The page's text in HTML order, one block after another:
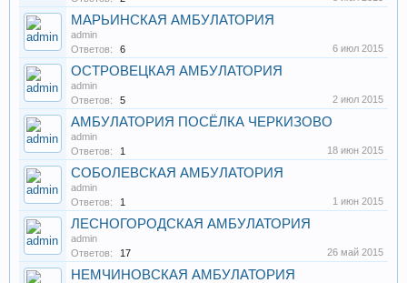
МАРЬИНСКАЯ АМБУЛАТОРИЯ
admin
Ответов:
6 6 июл 2015
ОСТРОВЕЦКАЯ АМБУЛАТОРИЯ
admin
Ответов:
5 2 июл 2015
АМБУЛАТОРИЯ ПОСЁЛКА ЧЕРКИЗОВО
admin
Ответов:
1 18 июн 2015
СОБОЛЕВСКАЯ АМБУЛАТОРИЯ
admin
Ответов:
1 1 июн 2015
ЛЕСНОГОРОДСКАЯ АМБУЛАТОРИЯ
admin
Ответов:
17 26 май 2015
НЕМЧИНОВСКАЯ АМБУЛАТОРИЯ